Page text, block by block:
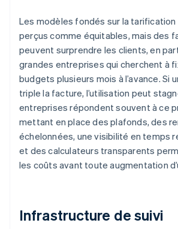
Les modèles fondés sur la tarification
perçus comme équitables, mais des
peuvent surprendre les clients, en
grandes entreprises qui cherchent à
budgets plusieurs mois à l’avance. Si
triple la facture, l’utilisation peut
entreprises répondent souvent à ce
mettant en place des plafonds, des
échelonnées, une visibilité en temps
et des calculateurs transparents
les coûts avant toute augmentation
Infrastructure de suivi